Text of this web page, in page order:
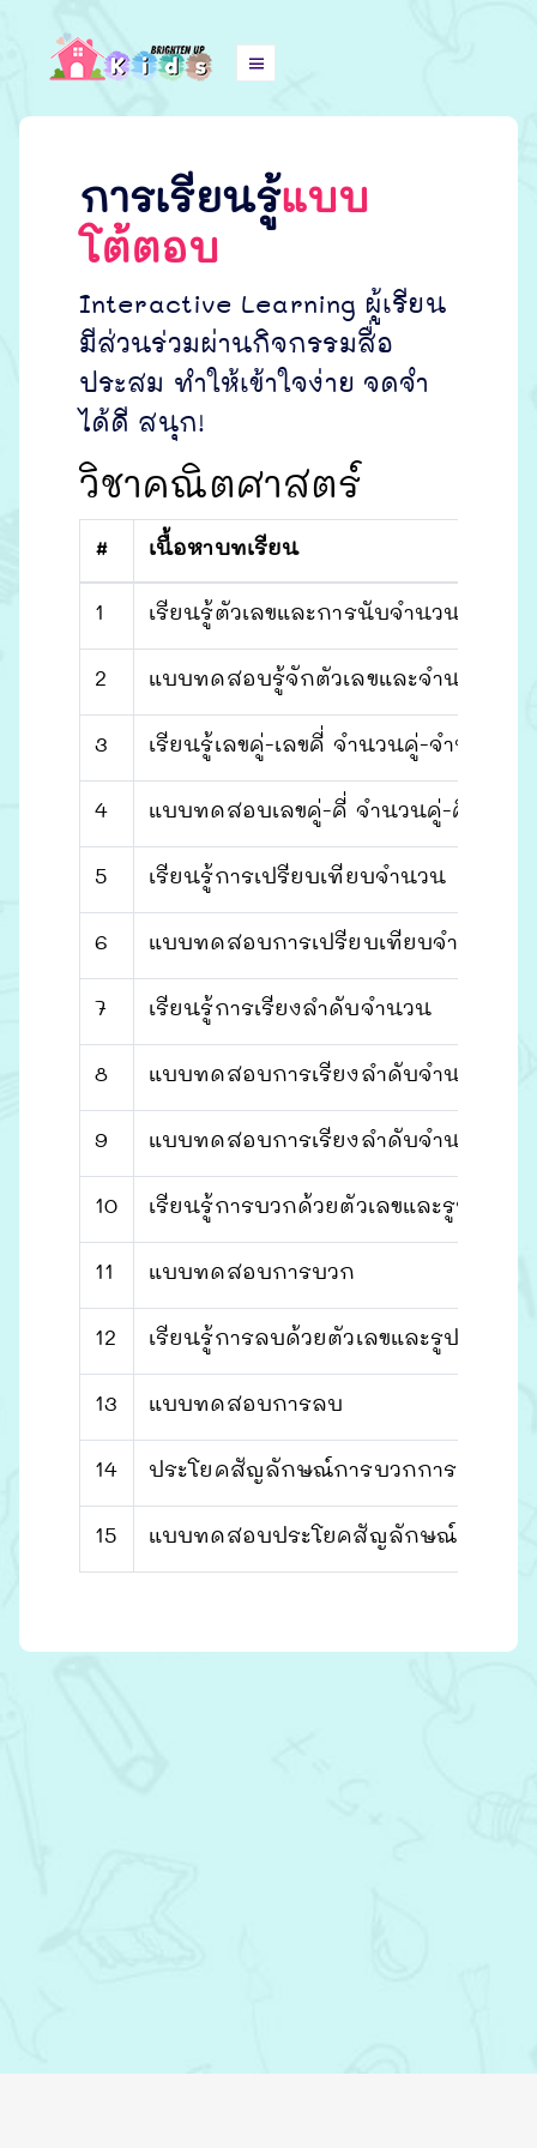
การเรียนรู้แบบ
โต้ตอบ
Interactive Learning ผู้เรียน
มีส่วนร่วมผ่านกิจกรรมสื่อ
ประสม ทำให้เข้าใจง่าย จดจำ
ได้ดี สนุก!
วิชาคณิตศาสตร์
# เนื้อหาบทเรียน
1 เรียนรู้ตัวเลขและการนับจำนวน
2 แบบทดสอบรู้จักตัวเลขและจำนวน
3 เรียนรู้เลขคู่-เลขคี่ จำนวนคู่-จำนวนคี่
4 แบบทดสอบเลขคู่-คี่ จำนวนคู่-คี่
5 เรียนรู้การเปรียบเทียบจำนวน
6 แบบทดสอบการเปรียบเทียบจำนวน
7 เรียนรู้การเรียงลำดับจำนวน
8 แบบทดสอบการเรียงลำดับจำนวน 1
9 แบบทดสอบการเรียงลำดับจำนวน 2
10 เรียนรู้การบวกด้วยตัวเลขและรูปภาพ
11 แบบทดสอบการบวก
12 เรียนรู้การลบด้วยตัวเลขและรูปภาพ
13 แบบทดสอบการลบ
14 ประโยคสัญลักษณ์การบวกการลบ
15 แบบทดสอบประโยคสัญลักษณ์